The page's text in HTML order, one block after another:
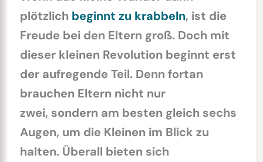
plötzlich beginnt zu krabbeln, ist die
Freude bei den Eltern groß. Doch mit
dieser kleinen Revolution beginnt erst
der aufregende Teil. Denn fortan
brauchen Eltern nicht nur
zwei, sondern am besten gleich sechs
Augen, um die Kleinen im Blick zu
halten. Überall bieten sich